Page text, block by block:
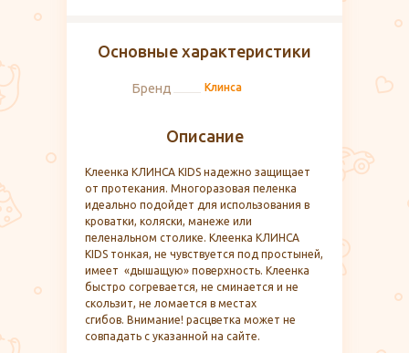
Описание
Клеенка КЛИНСА KIDS надежно защищает
от протекания. Многоразовая пеленка
идеально подойдет для использования в
кроватки, коляски, манеже или
пеленальном столике. Клеенка КЛИНСА
KIDS тонкая, не чувствуется под простыней,
имеет «дышащую» поверхность. Клеенка
быстро согревается, не сминается и не
скользит, не ломается в местах
сгибов. Внимание! расцветка может не
совпадать с указанной на сайте.
Основные характеристики
Бренд Клинса